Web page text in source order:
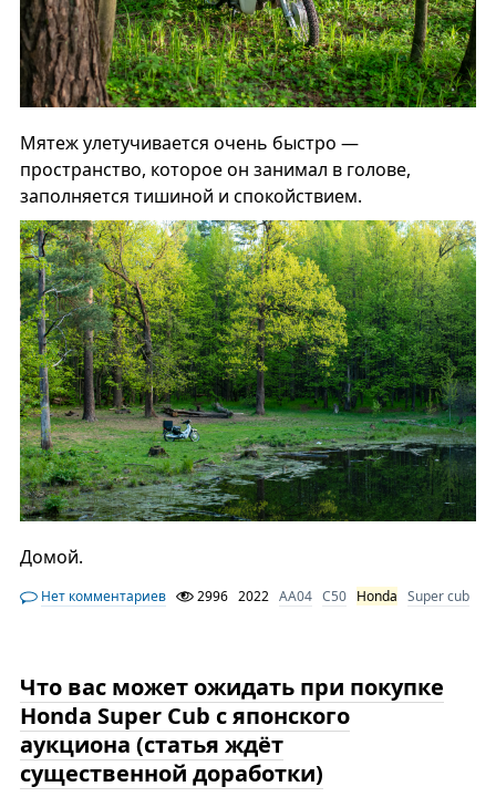
Мятеж улетучивается очень быстро —
пространство, которое он занимал в голове,
заполняется тишиной и спокойствием.
Домой.
Нет комментариев 2996 2022 AA04 C50 Honda Super cub
Что вас может ожидать при покупке
Honda Super Cub с японского
аукциона (статья ждёт
существенной доработки)